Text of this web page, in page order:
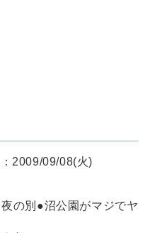
：2009/09/08(火)
の別●沼公園がマジでヤ